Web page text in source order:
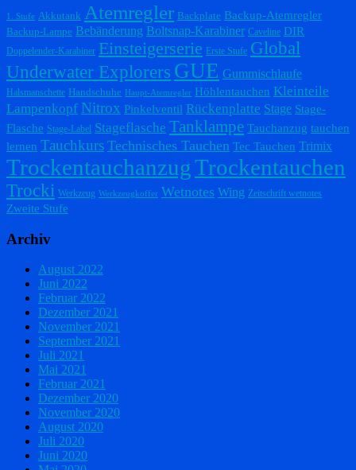
1. Stufe Akkutank Atemregler Backplate Backup-Atemregler
Backup-Lampe Bebänderung Boltsnap-Karabiner Caveline DIR
Doppelender-Karabiner Einsteigerserie Erste Stufe Global
Underwater Explorers GUE Gummischlaufe
Halsmanschette Handschuhe Haupt-Atemregler Höhlentauchen Kleinteile
Lampenkopf Nitrox Pinkelventil Rückenplatte Stage Stage-
Flasche Stage-Label Stageflasche Tanklampe Tauchanzug tauchen
lernen Tauchkurs Technisches Tauchen Tec Tauchen Trimix
TrockentauchanzugTrockentauchen
Trocki Werkzeug Werkzeugkoffer Wetnotes Wing Zeitschrift wetnotes
Zweite Stufe
Archiv
August 2022
Juni 2022
Februar 2022
Dezember 2021
November 2021
September 2021
Juli 2021
Mai 2021
Februar 2021
Dezember 2020
November 2020
August 2020
Juli 2020
Juni 2020